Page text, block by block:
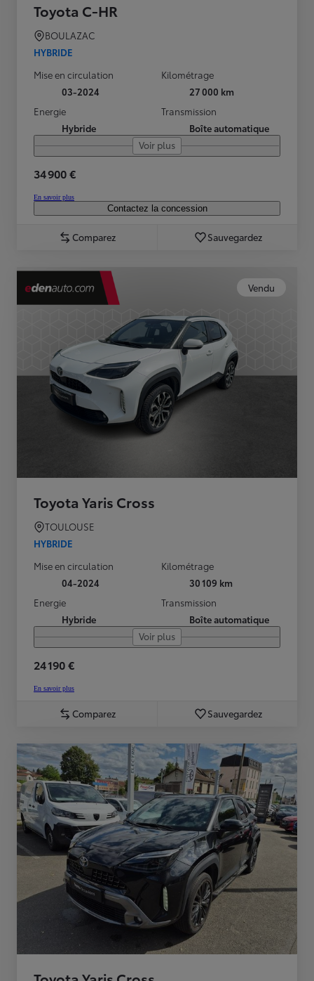
Toyota C-HR
BOULAZAC
HYBRIDE
Mise en circulation
03-2024
Kilométrage
27 000 km
Energie
Hybride
Transmission
Boîte automatique
Voir plus
34 900 €
En savoir plus
Contactez la concession
Comparez Sauvegardez
Vendu
Toyota Yaris Cross
TOULOUSE
HYBRIDE
Mise en circulation
04-2024
Kilométrage
30 109 km
Energie
Hybride
Transmission
Boîte automatique
Voir plus
24 190 €
En savoir plus
Comparez Sauvegardez